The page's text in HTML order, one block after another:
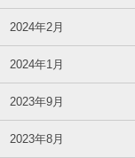
2024年2月
2024年1月
2023年9月
2023年8月